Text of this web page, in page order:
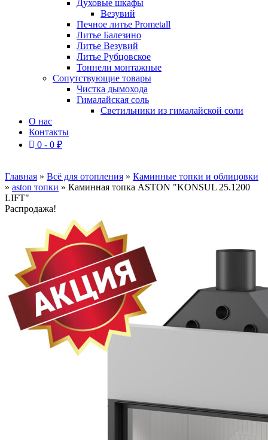
Духовые шкафы
Везувий
Печное литье Prometall
Литье Балезино
Литье Везувий
Литье Рубцовское
Тоннели монтажные
Сопутствующие товары
Чистка дымохода
Гималайская соль
Светильники из гималайской соли
О нас
Контакты
0 - 0 ₽
Главная » Всё для отопления » Каминные топки и облицовки
» aston топки » Каминная топка ASTON "KONSUL 25.1200
LIFT"
Распродажа!